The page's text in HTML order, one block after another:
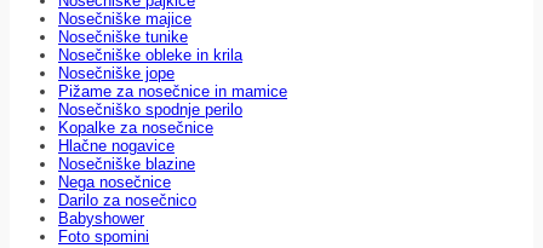
Nosečniške majice
Nosečniške tunike
Nosečniške obleke in krila
Nosečniške jope
Pižame za nosečnice in mamice
Nosečniško spodnje perilo
Kopalke za nosečnice
Hlačne nogavice
Nosečniške blazine
Nega nosečnice
Darilo za nosečnico
Babyshower
Foto spomini